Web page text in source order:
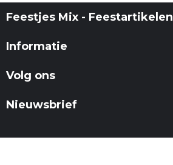
Feestjes Mix - Feestartikelen
Informatie
Volg ons
Nieuwsbrief